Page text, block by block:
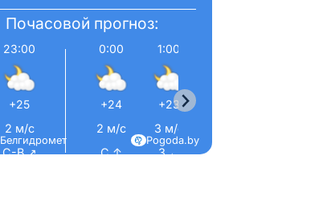
Почасовой прогноз:
23:00
+25
2 м/с
С-В ↗
0:00
+24
2 м/с
С ↑
1:00
+23
3 м/с
З ←
Pogoda.by
Белгидромет